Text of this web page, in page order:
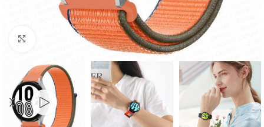
Cliquer pour agrandir